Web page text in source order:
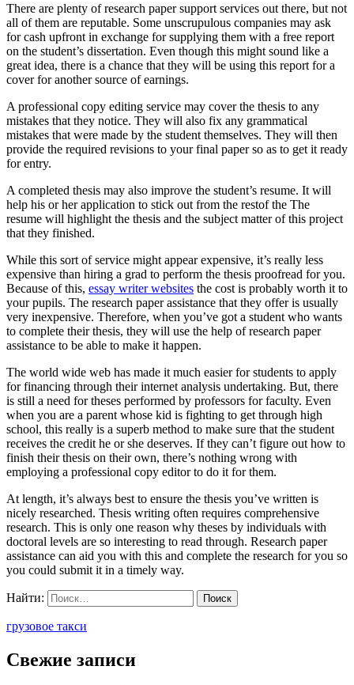
There are plenty of research paper support services out there, but not
all of them are reputable. Some unscrupulous companies may ask
for cash upfront in exchange for supplying them with a free report
on the student’s dissertation. Even though this might sound like a
great idea, there is a chance that they will be using this report for a
cover for another source of earnings.
A professional copy editing service may cover the thesis to any
mistakes that they notice. They will also fix any grammatical
mistakes that were made by the student themselves. They will then
provide the required revisions to your final paper so as to get it ready
for entry.
A completed thesis may also improve the student’s resume. It will
help his or her application to stick out from the restof the The
resume will highlight the thesis and the subject matter of this project
that they finished.
While this sort of service might appear expensive, it’s really less
expensive than hiring a grad to perform the thesis proofread for you.
Because of this, essay writer websites the cost is probably worth it to
your pupils. The research paper assistance that they offer is usually
very inexpensive. Therefore, when you’ve got a student who wants
to complete their thesis, they will use the help of research paper
assistance to be able to make it happen.
The world wide web has made it much easier for students to apply
for financing through their internet analysis undertaking. But, there
is still a need for theses performed by professors for faculty. Even
when you are a parent whose kid is fighting to get through high
school, this really is a superb method to make sure that the student
receives the credit he or she deserves. If they can’t figure out how to
finish their thesis on their own, there’s nothing wrong with
employing a professional copy editor to do it for them.
At length, it’s always best to ensure the thesis you’ve written is
nicely researched. Thesis writing often requires comprehensive
research. This is only one reason why theses by individuals with
doctoral levels are so interesting to read through. Research paper
assistance can aid you with this and complete the research for you so
you could submit it in a timely way.
Найти:
грузовое такси
Свежие записи